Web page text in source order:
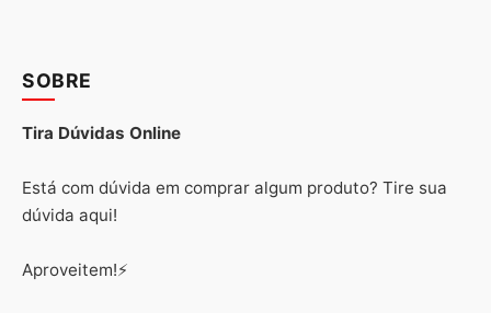
SOBRE
Tira Dúvidas Online
Está com dúvida em comprar algum produto? Tire sua
dúvida aqui!
Aproveitem!⚡